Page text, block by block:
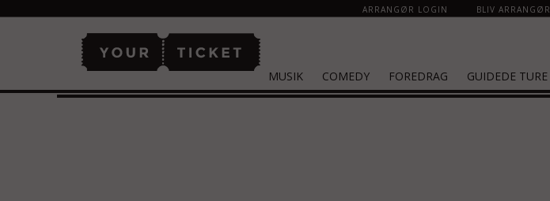
ARRANGØR LOGIN BLIV ARRANGØR
MUSIK COMEDY FOREDRAG GUIDEDE TURE